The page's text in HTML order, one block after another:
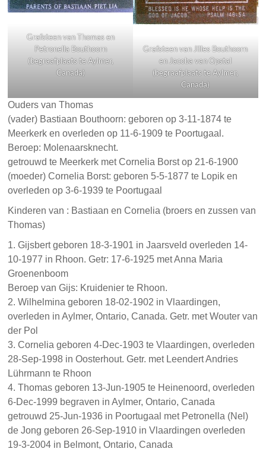
Grafsteen van Thomas en
Petronella Bouthoorn
(begraafplaats te Aylmer,
Canada)
Grafsteen van Jilles Bouthoorn
en Jacoba van Opstal
(begraafplaats te Aylmer,
Canada)
Ouders van Thomas
(vader) Bastiaan Bouthoorn: geboren op 3-11-1874 te
Meerkerk en overleden op 11-6-1909 te Poortugaal.
Beroep: Molenaarsknecht.
getrouwd te Meerkerk met Cornelia Borst op 21-6-1900
(moeder) Cornelia Borst: geboren 5-5-1877 te Lopik en
overleden op 3-6-1939 te Poortugaal
Kinderen van : Bastiaan en Cornelia (broers en zussen van
Thomas)
1. Gijsbert geboren 18-3-1901 in Jaarsveld overleden 14-
10-1977 in Rhoon. Getr: 17-6-1925 met Anna Maria
Groenenboom
Beroep van Gijs: Kruidenier te Rhoon.
2. Wilhelmina geboren 18-02-1902 in Vlaardingen,
overleden in Aylmer, Ontario, Canada. Getr. met Wouter van
der Pol
3. Cornelia geboren 4-Dec-1903 te Vlaardingen, overleden
28-Sep-1998 in Oosterhout. Getr. met Leendert Andries
Lührmann te Rhoon
4. Thomas geboren 13-Jun-1905 te Heinenoord, overleden
6-Dec-1999 begraven in Aylmer, Ontario, Canada
getrouwd 25-Jun-1936 in Poortugaal met Petronella (Nel)
de Jong geboren 26-Sep-1910 in Vlaardingen overleden
19-3-2004 in Belmont, Ontario, Canada